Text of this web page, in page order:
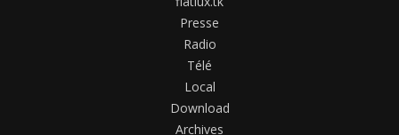
Presse
Radio
Télé
Local
Download
Archives